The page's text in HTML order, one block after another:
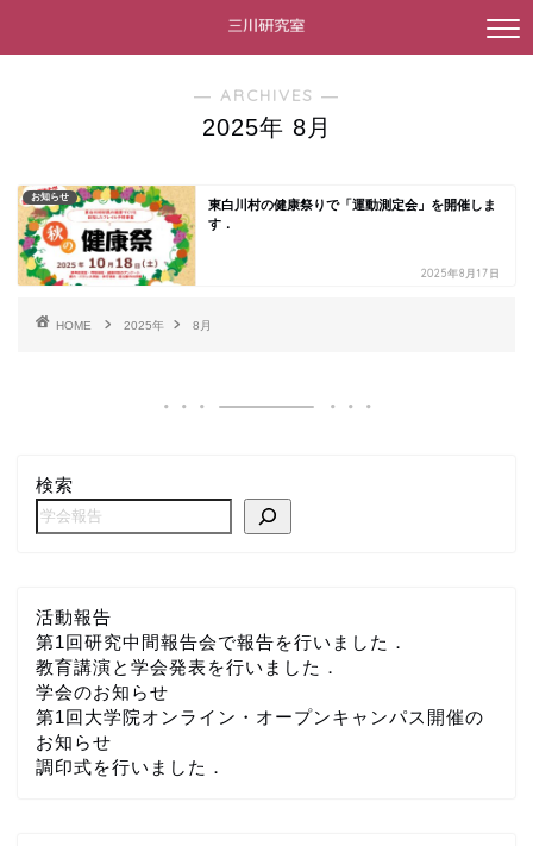
― ARCHIVES ―
2025年 8月
お知らせ
東白川村の健康祭りで「運動測定会」を開催しま
す．
2025年8月17日
HOME 2025年 8月
検索
活動報告
第1回研究中間報告会で報告を行いました．
教育講演と学会発表を行いました．
学会のお知らせ
第1回大学院オンライン・オープンキャンパス開催の
お知らせ
調印式を行いました．